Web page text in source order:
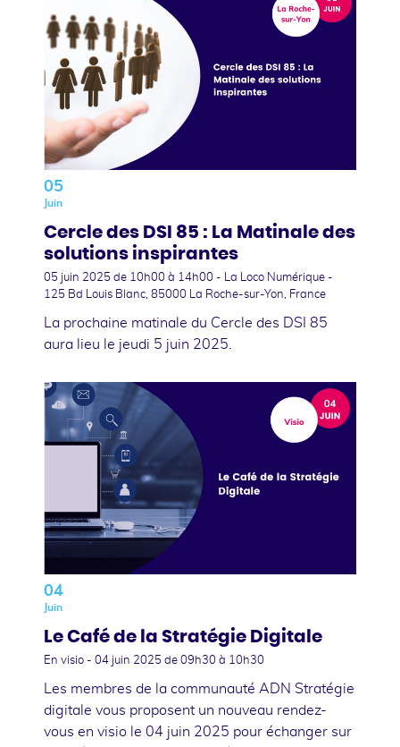
05
Juin
Cercle des DSI 85 : La Matinale des
solutions inspirantes
05 juin 2025 de 10h00 à 14h00 - La Loco Numérique -
125 Bd Louis Blanc, 85000 La Roche-sur-Yon, France
La prochaine matinale du Cercle des DSI 85
aura lieu le jeudi 5 juin 2025.
04
Juin
Le Café de la Stratégie Digitale
En visio - 04 juin 2025 de 09h30 à 10h30
Les membres de la communauté ADN Stratégie
digitale vous proposent un nouveau rendez-
vous en visio le 04 juin 2025 pour échanger sur